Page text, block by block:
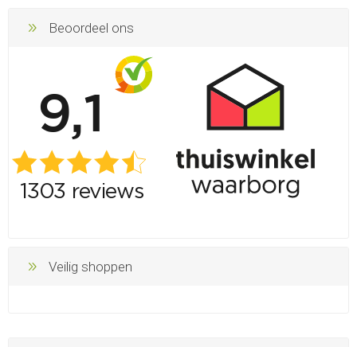
Beoordeel ons
Veilig shoppen